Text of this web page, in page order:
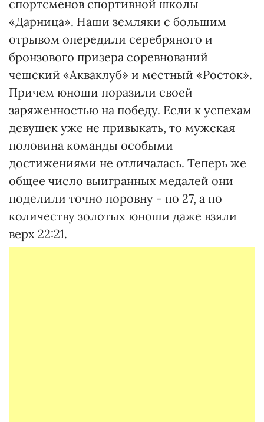
спортсменов спортивной школы
«Дарница». Наши земляки с большим
отрывом опередили серебряного и
бронзового призера соревнований
чешский «Акваклуб» и местный «Росток».
Причем юноши поразили своей
заряженностью на победу. Если к успехам
девушек уже не привыкать, то мужская
половина команды особыми
достижениями не отличалась. Теперь же
общее число выигранных медалей они
поделили точно поровну - по 27, а по
количеству золотых юноши даже взяли
верх 22:21.